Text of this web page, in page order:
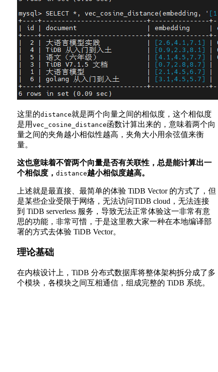
这里的distance就是两个向量之间的相似度，这个相似度
是用 vec_cosine_distance函数计算出来的，意味着两个向
量之间的夹角越小相似性越高，夹角大小用余弦值来衡
量。
这也意味着不管两个向量是否有关联性，总是能计算出一
个相似度， distance越小相似度越高。
上述就是最直接、最简单的体验 TiDB Vector 的方式了，但
是某些企业受限于网络，无法访问TiDB cloud，无法连接
到 TiDB serverless 服务，导致无法正常体验这一非常有意
思的功能，非常可惜，于是这里教大家一种在本地编译部
署的方式去体验 TiDB Vector。
理论基础
在内核设计上，TiDB 分布式数据库将整体架构拆分成了多
个模块，各模块之间互相通信，组成完整的 TiDB 系统。